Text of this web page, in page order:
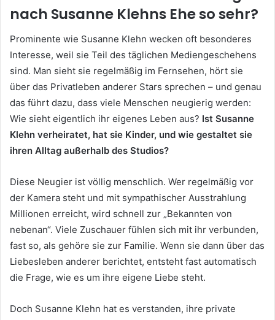
nach Susanne Klehns Ehe so sehr?
Prominente wie Susanne Klehn wecken oft besonderes
Interesse, weil sie Teil des täglichen Mediengeschehens
sind. Man sieht sie regelmäßig im Fernsehen, hört sie
über das Privatleben anderer Stars sprechen – und genau
das führt dazu, dass viele Menschen neugierig werden:
Wie sieht eigentlich ihr eigenes Leben aus? Ist Susanne
Klehn verheiratet, hat sie Kinder, und wie gestaltet sie
ihren Alltag außerhalb des Studios?
Diese Neugier ist völlig menschlich. Wer regelmäßig vor
der Kamera steht und mit sympathischer Ausstrahlung
Millionen erreicht, wird schnell zur „Bekannten von
nebenan“. Viele Zuschauer fühlen sich mit ihr verbunden,
fast so, als gehöre sie zur Familie. Wenn sie dann über das
Liebesleben anderer berichtet, entsteht fast automatisch
die Frage, wie es um ihre eigene Liebe steht.
Doch Susanne Klehn hat es verstanden, ihre private